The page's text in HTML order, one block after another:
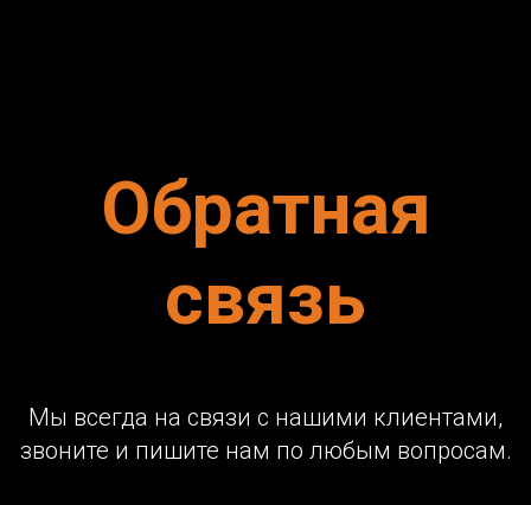
Обратная
связь
Мы всегда на связи с нашими клиентами,
звоните и пишите нам по любым вопросам.